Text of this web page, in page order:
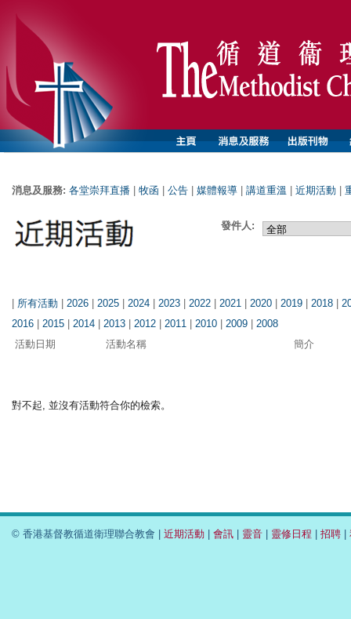
消息及服務: 各堂崇拜直播 牧函 公告 媒體報導 講道重溫 近期活動
發件人:
| 所有活動 | 2026 | 2025 | 2024 | 2023 | 2022 | 2021 | 2020 | 2019 | 2018 |
2016 | 2015 | 2014 | 2013 | 2012 | 2011 | 2010 | 2009 | 2008
活動日期
活動名稱 簡介
對不起, 並沒有活動符合你的檢索。
© 香港基督教循道衛理聯合教會 | 近期活動 會訊 靈音 靈修日程 招聘